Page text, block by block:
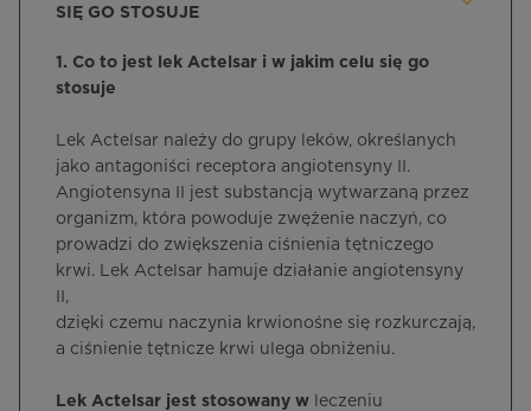
SIĘ GO STOSUJE
1. Co to jest lek Actelsar i w jakim celu się go
stosuje
Lek Actelsar należy do grupy leków, określanych
jako antagoniści receptora angiotensyny II.
Angiotensyna II jest substancją wytwarzaną przez
organizm, która powoduje zwężenie naczyń, co
prowadzi do zwiększenia ciśnienia tętniczego
krwi. Lek Actelsar hamuje działanie angiotensyny
II,
dzięki czemu naczynia krwionośne się rozkurczają,
a ciśnienie tętnicze krwi ulega obniżeniu.
Lek Actelsar jest stosowany w
leczeniu